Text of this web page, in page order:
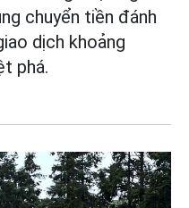
chuyển tiền đánh
dịch khoảng
phá.